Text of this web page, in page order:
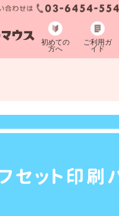
初めての
方へ
ご利用ガ
イド